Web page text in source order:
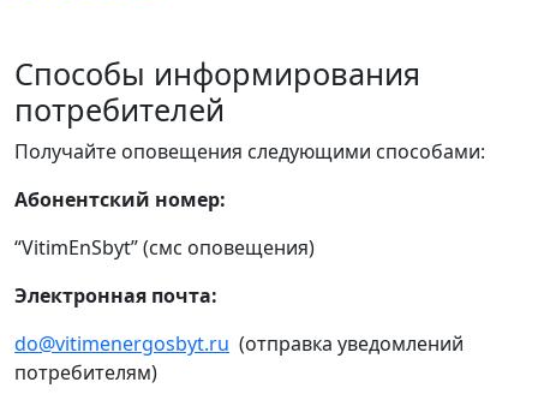
Способы информирования
потребителей
Получайте оповещения следующими способами:
Абонентский номер:
“VitimEnSbyt” (смс оповещения)
Электронная почта:
do@vitimenergosbyt.ru (отправка уведомлений
потребителям)